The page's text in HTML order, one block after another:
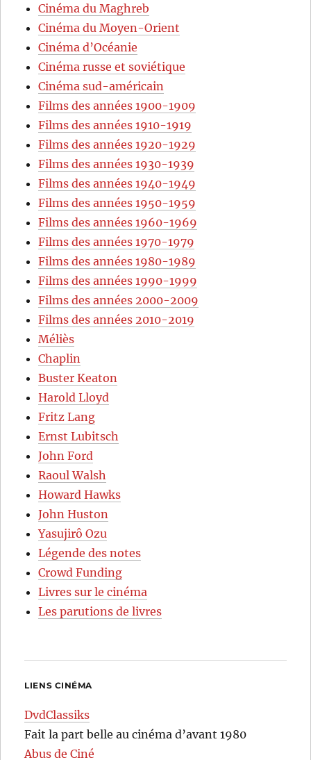
Cinéma du Maghreb
Cinéma du Moyen-Orient
Cinéma d’Océanie
Cinéma russe et soviétique
Cinéma sud-américain
Films des années 1900-1909
Films des années 1910-1919
Films des années 1920-1929
Films des années 1930-1939
Films des années 1940-1949
Films des années 1950-1959
Films des années 1960-1969
Films des années 1970-1979
Films des années 1980-1989
Films des années 1990-1999
Films des années 2000-2009
Films des années 2010-2019
Méliès
Chaplin
Buster Keaton
Harold Lloyd
Fritz Lang
Ernst Lubitsch
John Ford
Raoul Walsh
Howard Hawks
John Huston
Yasujirô Ozu
Légende des notes
Crowd Funding
Livres sur le cinéma
Les parutions de livres
LIENS CINÉMA
DvdClassiks
Fait la part belle au cinéma d’avant 1980
Abus de Ciné